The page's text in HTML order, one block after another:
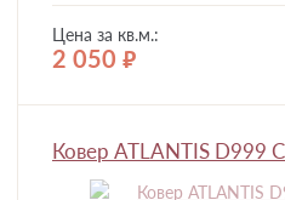
Цена за кв.м.:
2 050 руб.
Ковер ATLANTIS D999